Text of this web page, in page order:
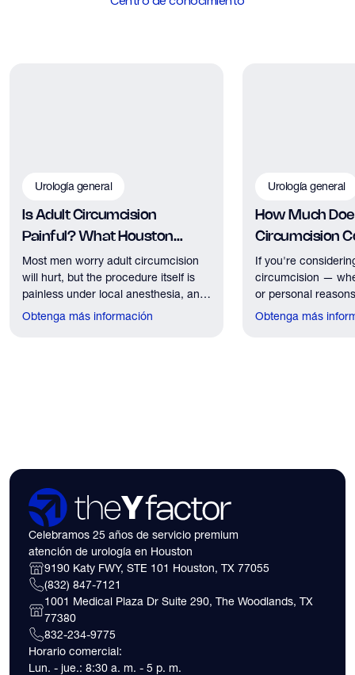
Urología general
Is Adult Circumcision
Painful? What Houston
Patients Should Expect
Most men worry adult circumcision
will hurt, but the procedure itself is
painless under local anesthesia, and
recovery discomfort is mild and short
Obtenga más información
Urología general
How Much
Circumcision
Houston?
If you're
circumcision —
or personal
the first practical
Obtenga más
Celebramos 25 años de servicio premium
atención de urología en Houston
9190 Katy FWY, STE 101 Houston, TX 77055
(832) 847-7121
1001 Medical Plaza Dr Suite 290, The Woodlands, TX
77380
832-234-9775
Horario comercial:
Lun. - jue.: 8:30 a. m. - 5 p. m.